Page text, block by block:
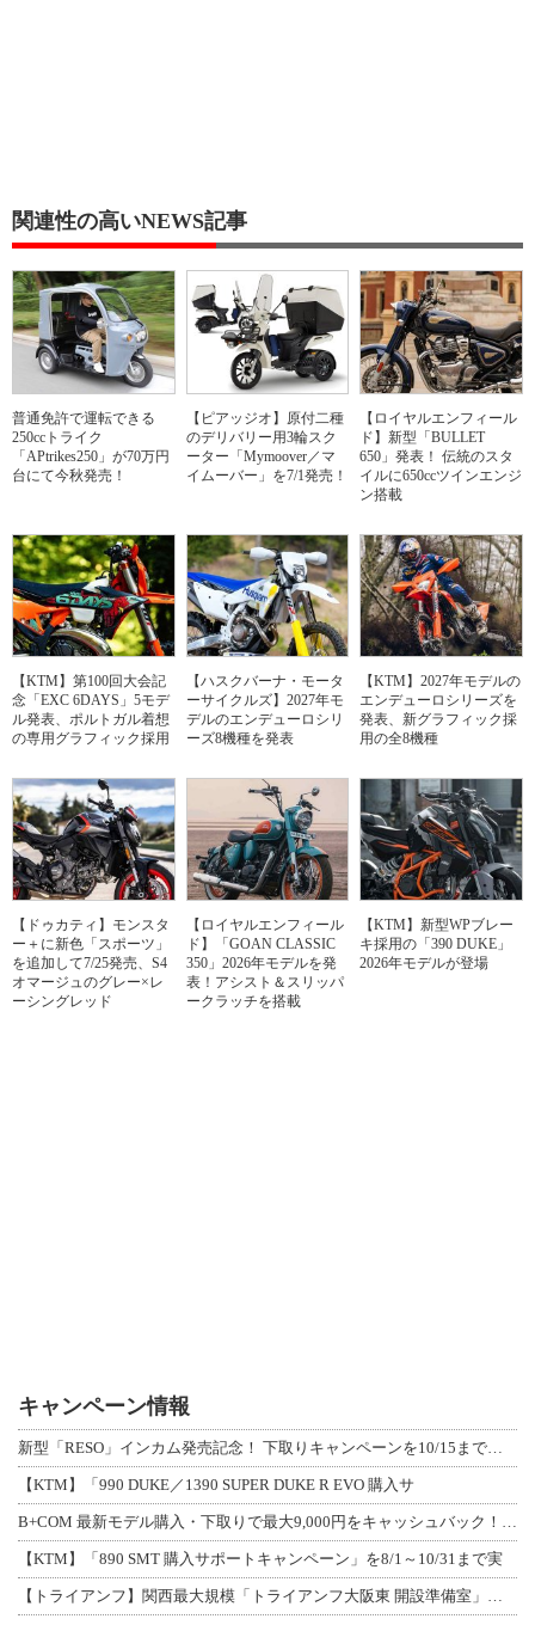
関連性の高いNEWS記事
普通免許で運転できる
250ccトライク
「APtrikes250」が70万円
台にて今秋発売！
【ピアッジオ】原付二種
のデリバリー用3輪スク
ーター「Mymoover／マ
イムーバー」を7/1発売！
【ロイヤルエンフィール
ド】新型「BULLET
650」発表！ 伝統のスタ
イルに650ccツインエンジ
ン搭載
【KTM】第100回大会記
念「EXC 6DAYS」5モデ
ル発表、ポルトガル着想
の専用グラフィック採用
【ハスクバーナ・モータ
ーサイクルズ】2027年モ
デルのエンデューロシリ
ーズ8機種を発表
【KTM】2027年モデルの
エンデューロシリーズを
発表、新グラフィック採
用の全8機種
【ドゥカティ】モンスタ
ー＋に新色「スポーツ」
を追加して7/25発売、S4
オマージュのグレー×レ
ーシングレッド
【ロイヤルエンフィール
ド】「GOAN CLASSIC
350」2026年モデルを発
表！アシスト＆スリッパ
ークラッチを搭載
【KTM】新型WPブレー
キ採用の「390 DUKE」
2026年モデルが登場
キャンペーン情報
新型「RESO」インカム発売記念！ 下取りキャンペーンを10/15まで延長して開
【KTM】「990 DUKE／1390 SUPER DUKE R EVO 購入サ
B+COM 最新モデル購入・下取りで最大9,000円をキャッシュバック！「B+F
【KTM】「890 SMT 購入サポートキャンペーン」を8/1～10/31まで実
【トライアンフ】関西最大規模「トライアンフ大阪東 開設準備室」がオープン！ 限定